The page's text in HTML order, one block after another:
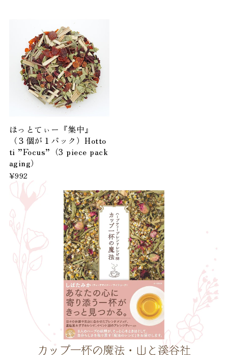
ほっとてぃー『集中』
（３個が１パック）Hotto
ti ”Focus”（3 piece pack
aging）
¥992